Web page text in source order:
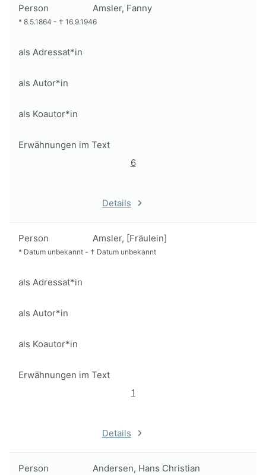
Person Amsler, Fanny
* 8.5.1864 - † 16.9.1946
als Adressat*in
als Autor*in
als Koautor*in
Erwähnungen im Text
6
Details
Person Amsler, [Fräulein]
* Datum unbekannt - † Datum unbekannt
als Adressat*in
als Autor*in
als Koautor*in
Erwähnungen im Text
1
Details
Person Andersen, Hans Christian